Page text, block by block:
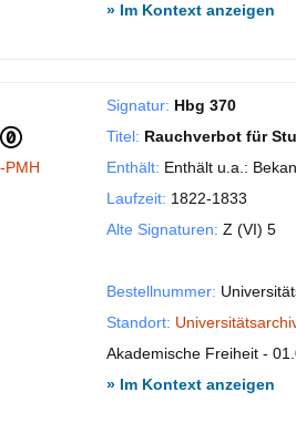
» Im Kontext anzeigen
PMH
Signatur: Hbg 370
Titel: Rauchverbot für
Enthält: Enthält u.a.:
Laufzeit: 1822-1833
Alte Signaturen: Z (VI) 5
Bestellnummer:
Standort:
Akademische Freiheit -
» Im Kontext anzeigen